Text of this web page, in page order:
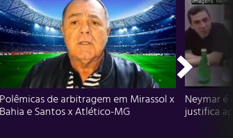
Polêmicas de arbitragem em Mirassol x
Bahia e Santos x Atlético-MG
Neymar é
justifica